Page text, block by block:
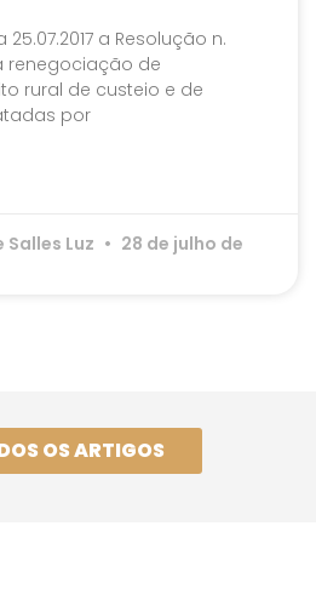
a Resolução n.
renegociação de
rural de custeio e de
por
Luz
28 de julho de
OS ARTIGOS